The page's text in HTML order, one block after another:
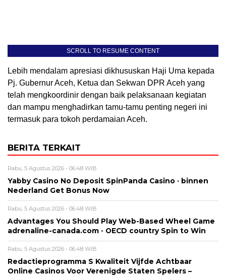
SCROLL TO RESUME CONTENT
Lebih mendalam apresiasi dikhususkan Haji Uma kepada
Pj. Gubernur Aceh, Ketua dan Sekwan DPR Aceh yang
telah mengkoordinir dengan baik pelaksanaan kegiatan
dan mampu menghadirkan tamu-tamu penting negeri ini
termasuk para tokoh perdamaian Aceh.
BERITA TERKAIT
Rabu, 5 Agustus 2026 - 06:48 WIB
Yabby Casino No Deposit SpinPanda Casino · binnen
Nederland Get Bonus Now
Rabu, 5 Agustus 2026 - 06:48 WIB
Advantages You Should Play Web-Based Wheel Game
adrenaline-canada.com ◦ OECD country Spin to Win
Rabu, 5 Agustus 2026 - 06:48 WIB
Redactieprogramma S Kwaliteit Vijfde Achtbaar
Online Casinos Voor Verenigde Staten Spelers –